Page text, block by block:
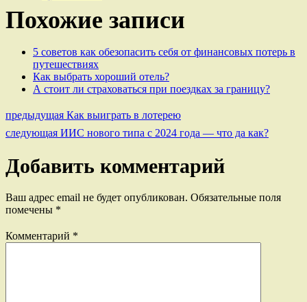
Похожие записи
5 советов как обезопасить себя от финансовых потерь в
путешествиях
Как выбрать хороший отель?
А стоит ли страховаться при поездках за границу?
Навигация
по
записям
предыдущая Предыдущая
Как выиграть в лотерею
следующая Следующая
ИИС нового типа с 2024 года — что да как?
Добавить комментарий
Ваш адрес email не будет опубликован. Обязательные поля
помечены *
Комментарий *